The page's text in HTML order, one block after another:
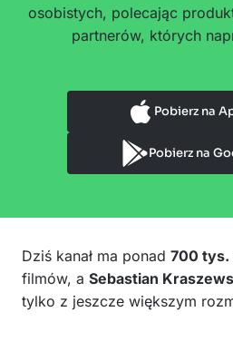
osobistych, polecając
partnerów, których
Pobierz na
Pobierz na
Dziś kanał ma ponad 700 tys.
filmów, a Sebastian
tylko z jeszcze większym